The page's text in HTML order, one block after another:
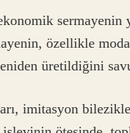
sermayenin
özellikle
üretildiğini
imitasyon